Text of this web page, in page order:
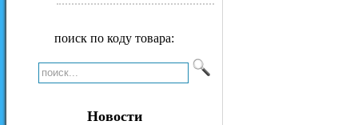
поиск по коду товара:
Новости